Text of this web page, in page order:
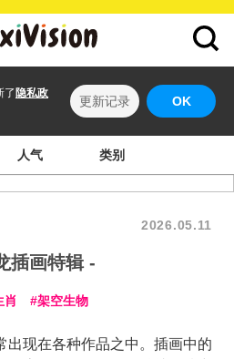
了 隐私政
更新记录 OK
人气 类别
2026.05.11
插画特辑 -
肖 架空生物
出现在各种作品之中。插画中的